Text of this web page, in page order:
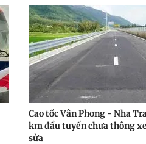
Cao tốc Vân Phong - Nha
km đầu tuyến chưa thông
sửa